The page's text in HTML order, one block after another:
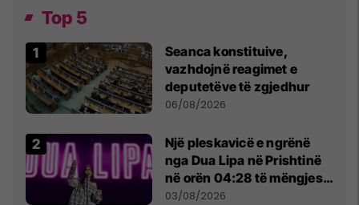
Top 5
Seanca konstituive,
vazhdojnë reagimet e
deputetëve të zgjedhur
06/08/2026
Një pleskavicë e ngrënë
nga Dua Lipa në Prishtinë
në orën 04:28 të mëngjesit
- dhe bota digjitale serbe
03/08/2026